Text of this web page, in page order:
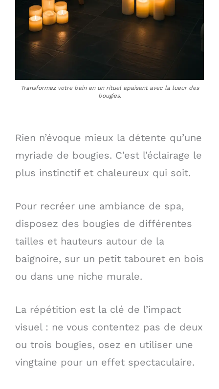
Transformez votre bain en un rituel apaisant avec la lueur des
bougies.
Rien n’évoque mieux la détente qu’une
myriade de bougies. C’est l’éclairage le
plus instinctif et chaleureux qui soit.
Pour recréer une ambiance de spa,
disposez des bougies de différentes
tailles et hauteurs autour de la
baignoire, sur un petit tabouret en bois
ou dans une niche murale.
La répétition est la clé de l’impact
visuel : ne vous contentez pas de deux
ou trois bougies, osez en utiliser une
vingtaine pour un effet spectaculaire.